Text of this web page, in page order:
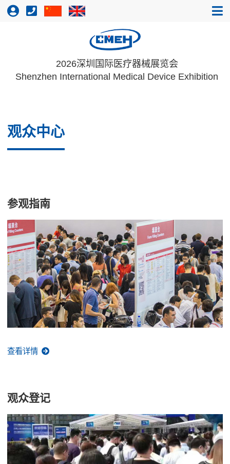
2026深圳国际医疗器械展览会
Shenzhen International Medical Device Exhibition
观众中心
参观指南
查看详情
观众登记